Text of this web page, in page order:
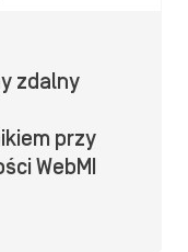
zdalny
przy
WebMI